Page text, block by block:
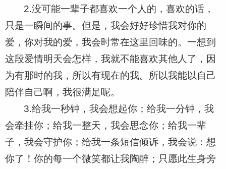
2.没可能一辈子都喜欢一个人的，喜欢的话，
只是一瞬间的事。但是，我会好好珍惜我对你的
爱，你对我的爱，我会时常在这里回味的。一想到
这段爱情明天会怎样，我就不能喜欢其他人了，因
为有那时的我，所以有现在的我。所以我能以自己
陪伴自己啊，我很满足呢。
3.给我一秒钟，我会想起你；给我一分钟，我
会牵挂你；给我一整天，我会思念你；给我一辈
子，我会守护你；给我一条短信倾诉，我会说：想
你了！你的每一个微笑都让我陶醉；只愿此生身旁